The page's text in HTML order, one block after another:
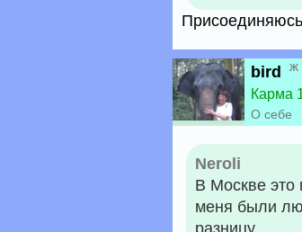
bird
ж
Карма
О себе
Neroli
В Москве это
меня были
разницу.